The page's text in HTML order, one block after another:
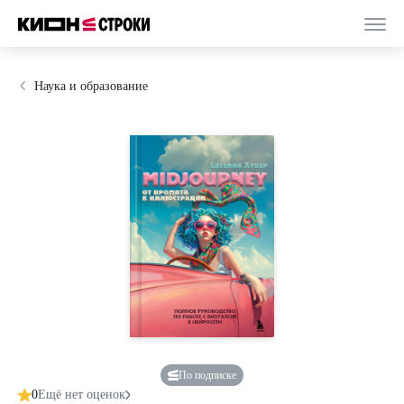
Наука и образование
По подписке
0Ещё нет оценок